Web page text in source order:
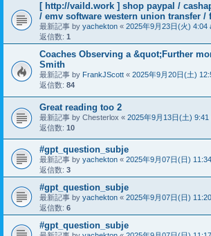
[ http://vaild.work ] shop paypal /
/ emv software western union transfer /
最新記事 by yachekton « 2025年9月23日(火) 4:04
返信数: 1
Coaches Observing a &quot;Further
Smith
最新記事 by FrankJScott « 2025年9月20日(土)
返信数: 84
Great reading too 2
最新記事 by Chesterlox « 2025年9月13日(土) 9:41
返信数: 10
#gpt_question_subje
最新記事 by yachekton « 2025年9月07日(日)
返信数: 3
#gpt_question_subje
最新記事 by yachekton « 2025年9月07日(日)
返信数: 6
#gpt_question_subje